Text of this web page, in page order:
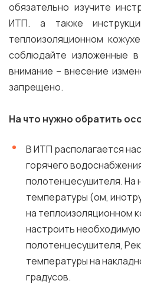
обязательно изучите
ИТП. а также
теплоизоляционном
соблюдайте изложенные
внимание – внесение
запрещено.
На что нужно обратить
В ИТП располагается
горячего
полотенцесушителя. На
температуры (ом,
на теплоизоляционном
настроить
полотенцесушителя,
температуры на
градусов.